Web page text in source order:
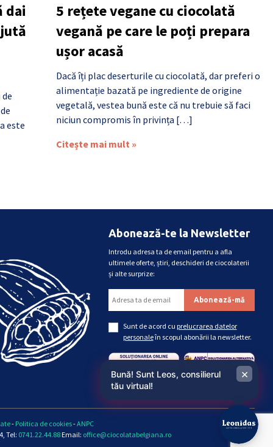
dai
este
5 rețete vegane cu ciocolată
vegană pe care le poți prepara
ușor acasă
Dacă îți plac deserturile cu ciocolată, dar preferi o
alimentație bazată pe ingrediente de origine
vegetală, vestea bună este că nu trebuie să faci
niciun compromis în privința […]
Citește mai mult »
Abonează-te la Newsletter
Introdu adresa ta de email pentru a afla
ultimele oferte, știri, deschideri de ciocolaterii
și alte surprize:
Sunt de acord cu prelucrarea datelor
personaleîn scopul abonării la newsletter.
- Politica de cookies-ANPC
Tel: 0741.22.44.88 Email: office@ciocolatabelgiana.ro
Bună! Sunt Leos, consilierul
tău virtual!
×